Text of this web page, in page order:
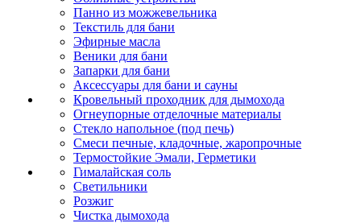
Панно из можжевельника
Текстиль для бани
Эфирные масла
Веники для бани
Запарки для бани
Аксессуары для бани и сауны
Кровельный проходник для дымохода
Огнеупорные отделочные материалы
Стекло напольное (под печь)
Смеси печные, кладочные, жаропрочные
Термостойкие Эмали, Герметики
Гималайская соль
Светильники
Розжиг
Чистка дымохода